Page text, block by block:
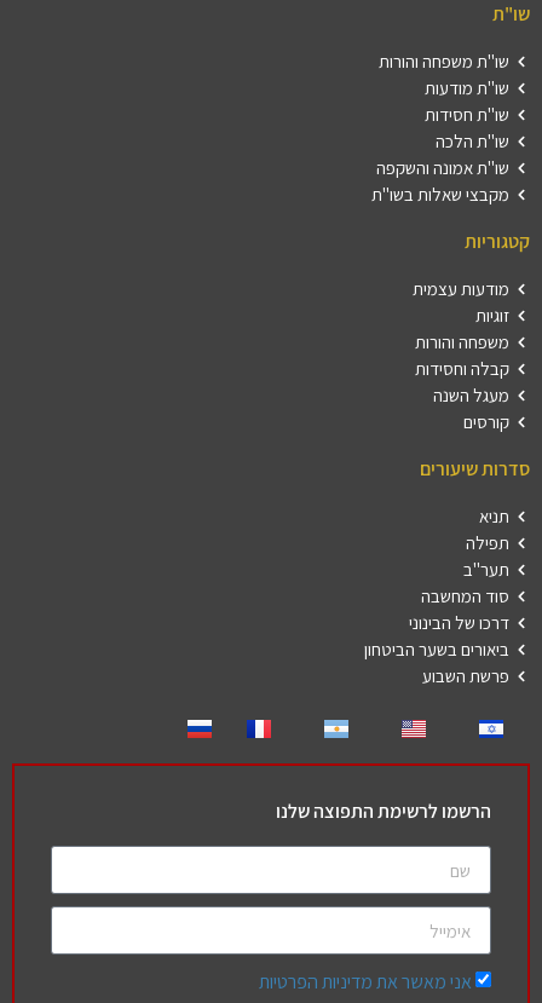
שו"ת
שו"ת משפחה והורות
שו"ת מודעות
שו"ת חסידות
שו"ת הלכה
שו"ת אמונה והשקפה
מקבצי שאלות בשו"ת
קטגוריות
מודעות עצמית
זוגיות
משפחה והורות
קבלה וחסידות
מעגל השנה
קורסים
סדרות שיעורים
תניא
תפילה
תער"ב
סוד המחשבה
דרכו של הבינוני
ביאורים בשער הביטחון
פרשת השבוע
הרשמו לרשימת התפוצה שלנו
אני מאשר את מדיניות הפרטיות